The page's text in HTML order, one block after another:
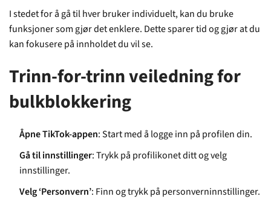
I stedet for å gå til hver bruker individuelt, kan du bruke
funksjoner som gjør det enklere. Dette sparer tid og gjør at du
kan fokusere på innholdet du vil se.
Trinn-for-trinn veiledning for
bulkblokkering
Åpne TikTok-appen: Start med å logge inn på profilen din.
Gå til innstillinger: Trykk på profilikonet ditt og velg
innstillinger.
Velg ‘Personvern’: Finn og trykk på personverninnstillinger.